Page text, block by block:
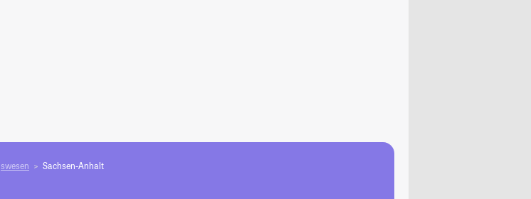
Sachsen-Anhalt